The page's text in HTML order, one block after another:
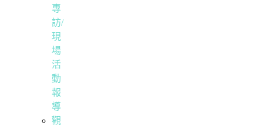
專
訪/
現
場
活
動
報
導
觀